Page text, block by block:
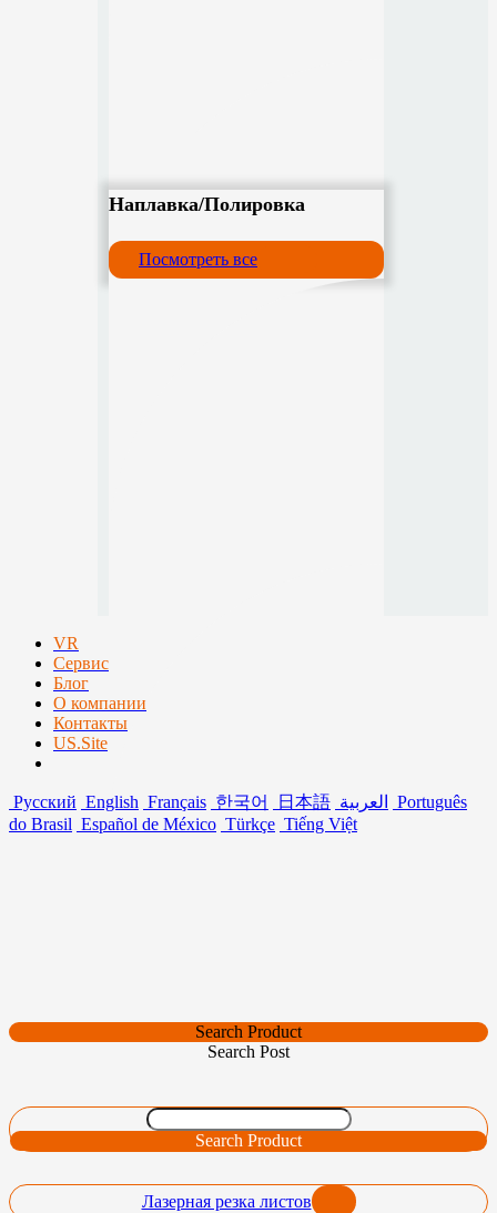
Наплавка/Полировка
Посмотреть все
VR
Сервис
Блог
О компании
Контакты
US.Site
Русский English Français 한국어 日本語 العربية
Português
do Brasil Español de México Türkçe Tiếng Việt
Search Product
Search Post
Search Product
Лазерная резка листов